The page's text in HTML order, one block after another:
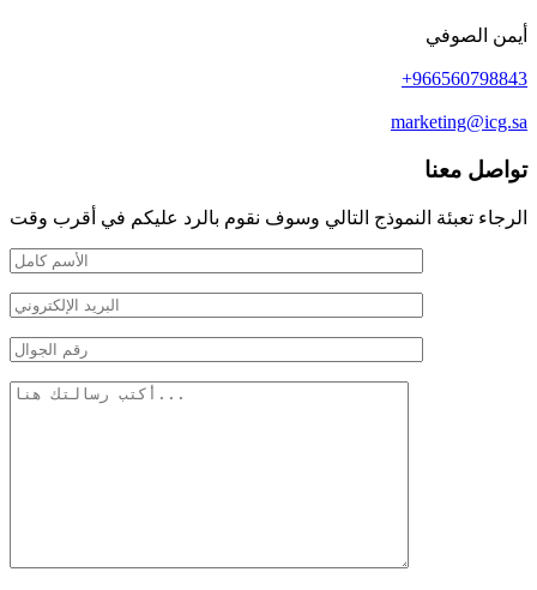
أيمن الصوفي
966560798843+
marketing@icg.sa
تواصل معنا
الرجاء تعبئة النموذج التالي وسوف نقوم بالرد عليكم في أقرب وقت